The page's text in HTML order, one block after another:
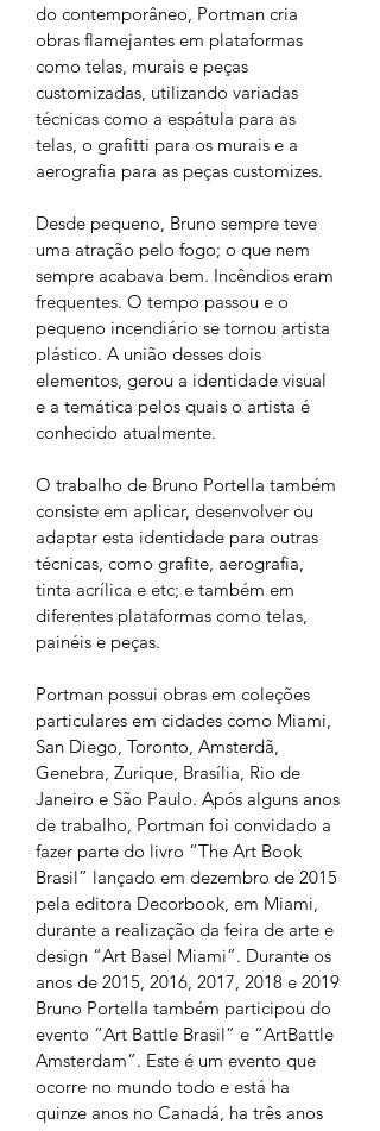
do contemporâneo, Portman cria
obras flamejantes em plataformas
como telas, murais e peças
customizadas, utilizando variadas
técnicas como a espátula para as
telas, o grafitti para os murais e a
aerografia para as peças customizes.
Desde pequeno, Bruno sempre teve
uma atração pelo fogo; o que nem
sempre acabava bem. Incêndios eram
frequentes. O tempo passou e o
pequeno incendiário se tornou artista
plástico. A união desses dois
elementos, gerou a identidade visual
e a temática pelos quais o artista é
conhecido atualmente.
O trabalho de Bruno Portella também
consiste em aplicar, desenvolver ou
adaptar esta identidade para outras
técnicas, como grafite, aerografia,
tinta acrílica e etc; e também em
diferentes plataformas como telas,
painéis e peças.
Portman possui obras em coleções
particulares em cidades como Miami,
San Diego, Toronto, Amsterdã,
Genebra, Zurique, Brasília, Rio de
Janeiro e São Paulo. Após alguns anos
de trabalho, Portman foi convidado a
fazer parte do livro “The Art Book
Brasil” lançado em dezembro de 2015
pela editora Decorbook, em Miami,
durante a realização da feira de arte e
design “Art Basel Miami”. Durante os
anos de 2015, 2016, 2017, 2018 e 2019
Bruno Portella também participou do
evento “Art Battle Brasil” e “ArtBattle
Amsterdam”. Este é um evento que
ocorre no mundo todo e está ha
quinze anos no Canadá, ha três anos